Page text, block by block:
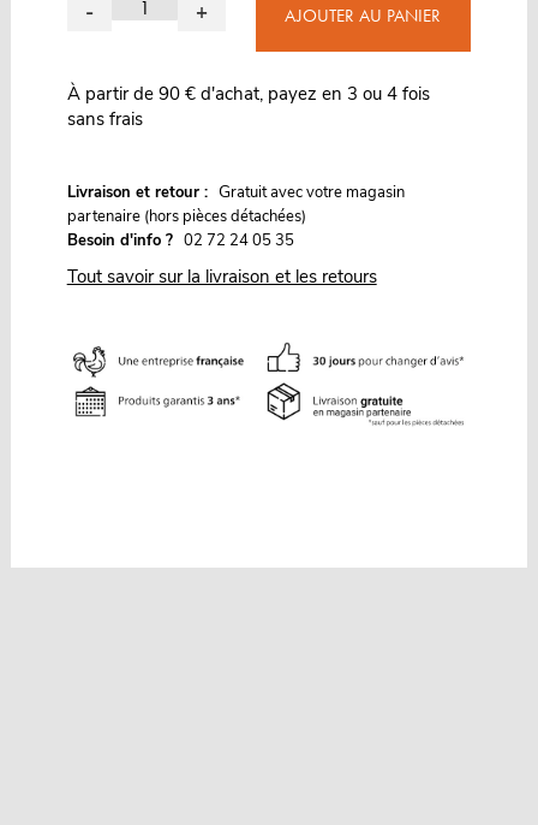
- + AJOUTER AU PANIER
À partir de 90 € d'achat, payez en 3 ou 4 fois
sans frais
Livraison et retour : Gratuit avec votre magasin
partenaire (hors pièces détachées)
Besoin d'info ? 02 72 24 05 35
Tout savoir sur la livraison et les retours